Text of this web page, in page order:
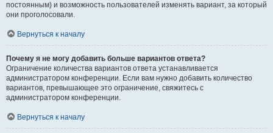
постоянным) и возможность пользователей изменять вариант, за который
они проголосовали.
Вернуться к началу
Почему я не могу добавить больше вариантов ответа?
Ограничение количества вариантов ответа устанавливается
администратором конференции. Если вам нужно добавить количество
вариантов, превышающее это ограничение, свяжитесь с
администратором конференции.
Вернуться к началу